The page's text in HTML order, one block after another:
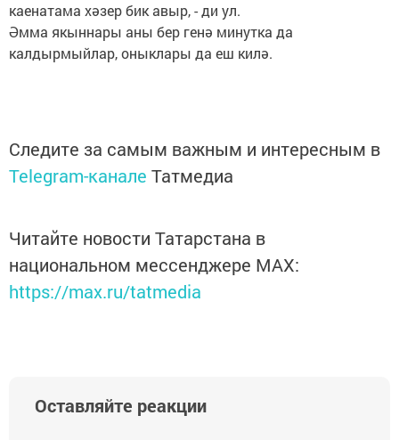
каенатама хәзер бик авыр, - ди ул.
Әмма якыннары аны бер генә минутка да
калдырмыйлар, оныклары да еш килә.
Следите за самым важным и интересным в
Telegram-канале Татмедиа
Читайте новости Татарстана в
национальном мессенджере MАХ:
https://max.ru/tatmedia
Оставляйте реакции